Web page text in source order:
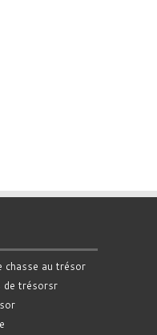
au trésor
de trésorsr